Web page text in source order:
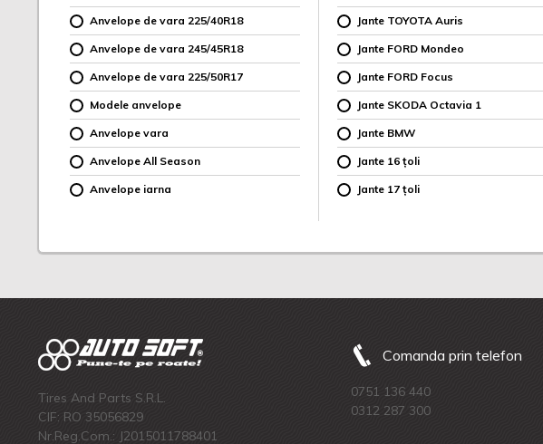
Anvelope de vara 225/40R18
Anvelope de vara 245/45R18
Anvelope de vara 225/50R17
Modele anvelope
Anvelope vara
Anvelope All Season
Anvelope iarna
Jante TOYOTA Auris
Jante FORD Mondeo
Jante FORD Focus
Jante SKODA Octavia 1
Jante BMW
Jante 16 țoli
Jante 17 țoli
Tires And Parts S.R.L.
CIF: RO 35056829
Nr.Reg.Com.: J2015011788401
Comanda prin telefon
0751 136 440
0312 287 300